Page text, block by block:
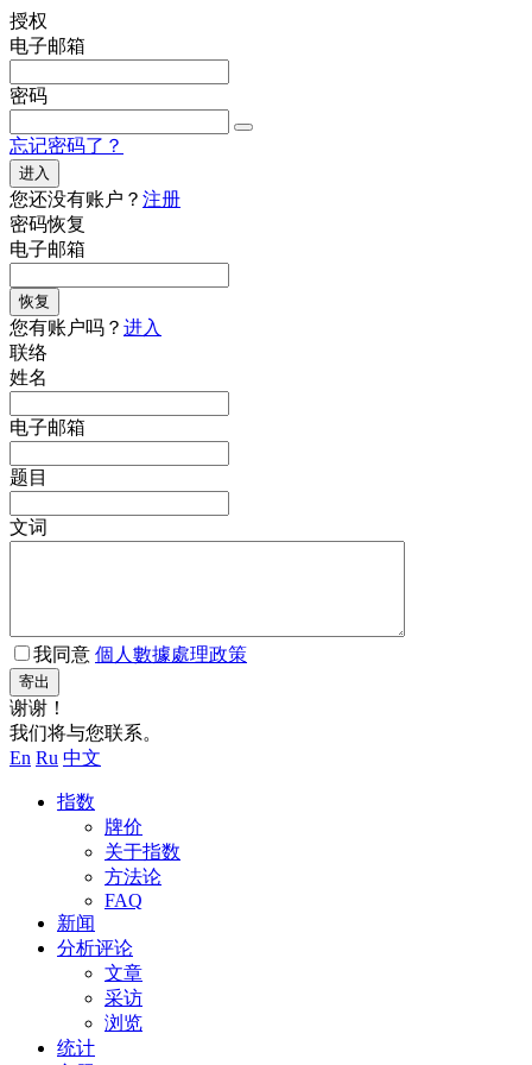
授权
电子邮箱
密码
忘记密码了？
进入
您还没有账户？ 注册
密码恢复
电子邮箱
恢复
您有账户吗？ 进入
联络
姓名
电子邮箱
题目
文词
我同意 個人數據處理政策
寄出
谢谢！
我们将与您联系。
En Ru 中文
指数
牌价
关于指数
方法论
FAQ
新闻
分析评论
文章
采访
浏览
统计